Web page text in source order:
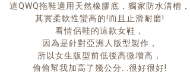
這QWQ拖鞋適用天然橡膠底，獨家防水溝槽，
其實柔軟性蠻高的!而且止滑耐磨!
看情侶鞋的這款女鞋，
因為是針對亞洲人版型製作，
所以女生版型前低後高微增高，
偷偷幫我加高了幾公分...很好很好!